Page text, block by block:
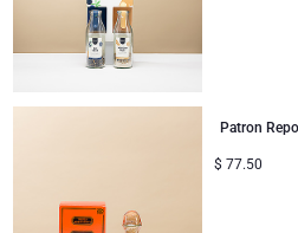
Weihnachtsgeschenke
Patron
$ 77.50